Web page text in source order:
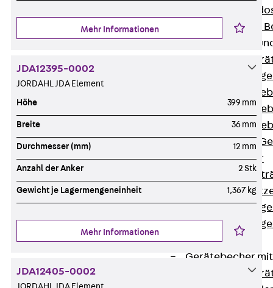
Nivellierbare
Gerätebecher
Runde
Eckige
Eckige
Zubehör für
Geräteträger
Multimedia
Gerätebecher
Mehr Informationen
JDA12395-0002
JORDAHL JDA Element
Höhe 399 mm
Breite 36 mm
Durchmesser (mm) 12 mm
Anzahl der Anker 2 Stk
Gewicht je Lagermengeneinheit 1,367 kg
Mehr Informationen
JDA12405-0002